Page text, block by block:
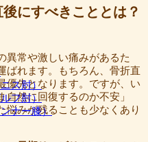
ス肘）
フ肘）
ナー膝）
にすべきこととは？
異常や激しい痛みがあるた
ばれます。もちろん、骨折直
優先となります。ですが、い
然に回復するのか不安」
悩みが残ることも少なくあり